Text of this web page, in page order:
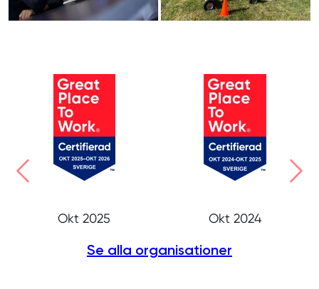
Okt 2025 Okt 2024
Se alla organisationer